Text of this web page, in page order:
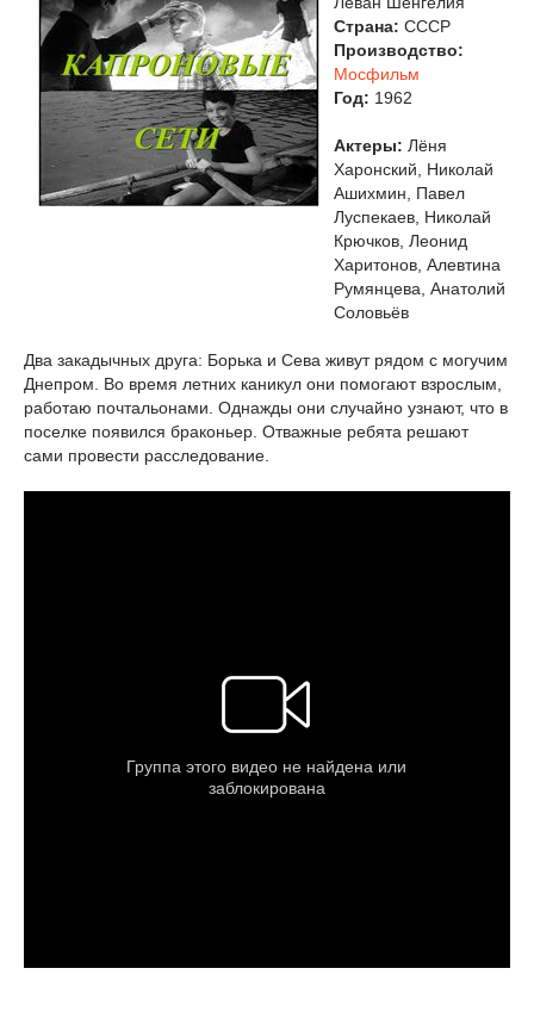
Страна: СССР
Производство:
Мосфильм
Год: 1962
Актеры: Лёня
Харонский, Николай
Ашихмин, Павел
Луспекаев, Николай
Крючков, Леонид
Харитонов, Алевтина
Румянцева, Анатолий
Соловьёв
Два закадычных друга: Борька и Сева живут рядом с могучим
Днепром. Во время летних каникул они помогают взрослым,
работаю почтальонами. Однажды они случайно узнают, что в
поселке появился браконьер. Отважные ребята решают
сами провести расследование.